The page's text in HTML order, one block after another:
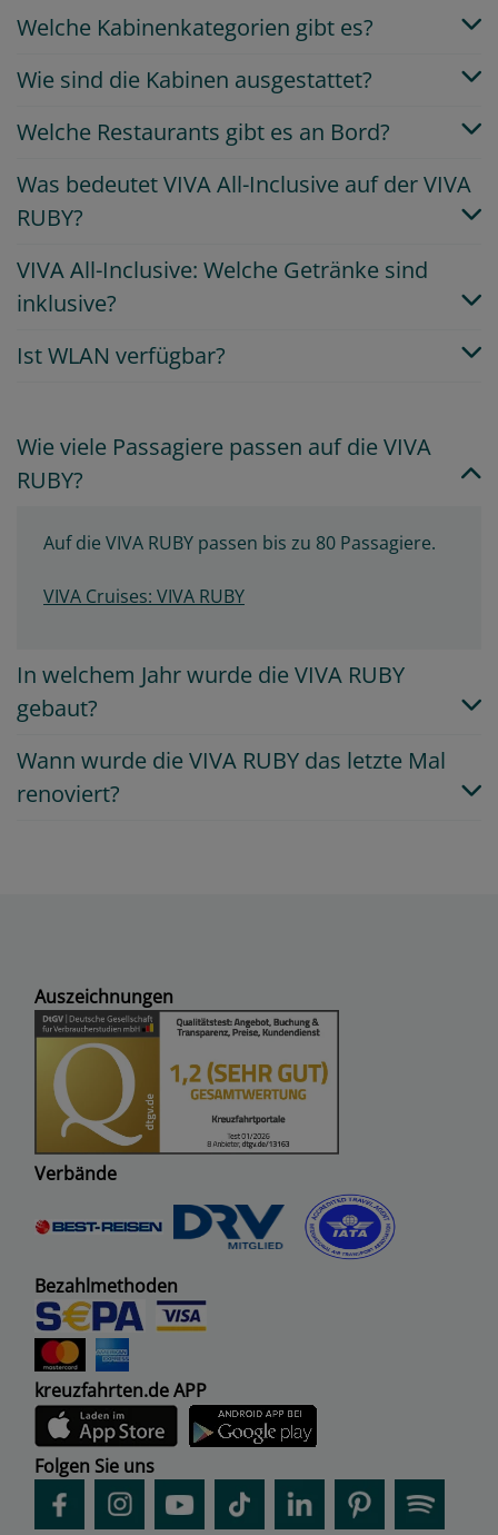
Welche Kabinenkategorien gibt es?
Wie sind die Kabinen ausgestattet?
Welche Restaurants gibt es an Bord?
Was bedeutet VIVA All-Inclusive auf der VIVA
RUBY?
VIVA All-Inclusive: Welche Getränke sind
inklusive?
Ist WLAN verfügbar?
Wie viele Passagiere passen auf die VIVA
RUBY?
Auf die VIVA RUBY passen bis zu 80 Passagiere.
VIVA Cruises: VIVA RUBY
In welchem Jahr wurde die VIVA RUBY
gebaut?
Wann wurde die VIVA RUBY das letzte Mal
renoviert?
Auszeichnungen
Verbände
Bezahlmethoden
kreuzfahrten.de APP
Folgen Sie uns